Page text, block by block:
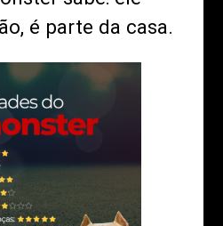
é parte da casa.